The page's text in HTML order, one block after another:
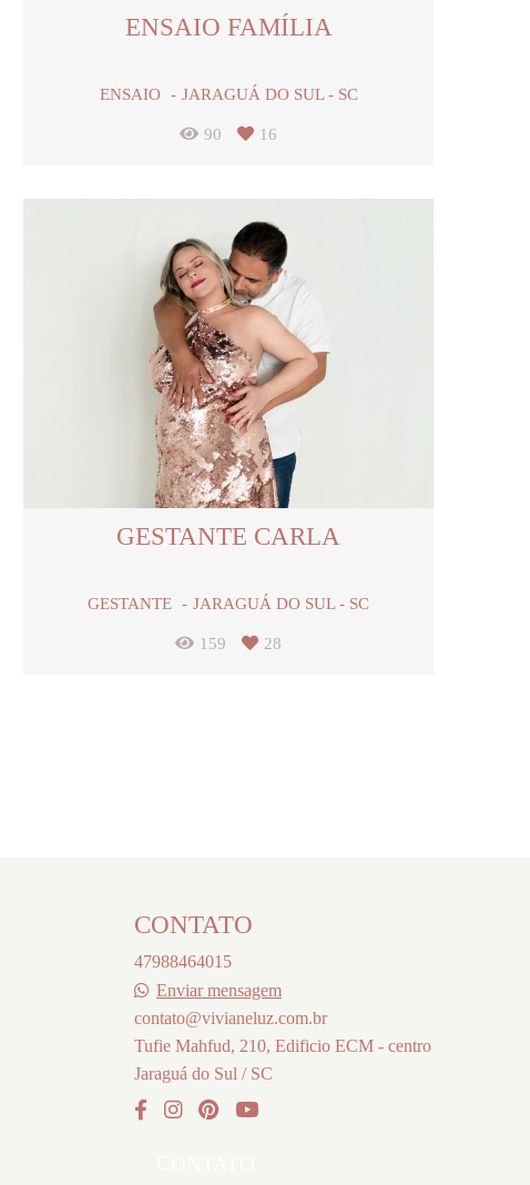
ENSAIO FAMÍLIA
ENSAIO JARAGUÁ DO SUL - SC
90 16
GESTANTE CARLA
GESTANTE JARAGUÁ DO SUL - SC
159 28
CONTATO
47988464015
Enviar mensagem
contato@vivianeluz.com.br
Tufie Mahfud, 210, Edificio ECM - centro
Jaraguá do Sul / SC